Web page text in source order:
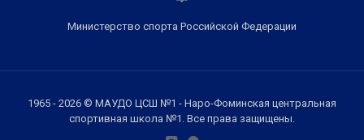
Министерство спорта Российской Федерации
1965 - 2026 © МАУДО ЦСШ №1 - Наро-Фоминская центральная
спортивная школа №1. Все права защищены.